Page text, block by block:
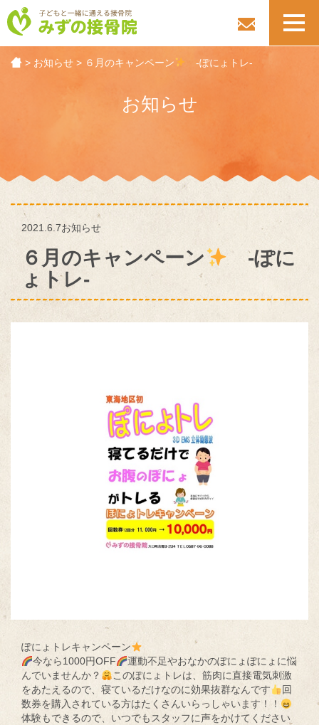
> お知らせ > ６月のキャンペーン -ぽにょトレ-
お知らせ
2021.6.7お知らせ
６月のキャンペーン
-ぽに
ょトレ-
ぽにょトレキャンペーン
今なら1000円OFF
運動不足やおなかのぽにょぽにょに悩
んでいませんか？
このぽにょトレは、筋肉に直接電気刺激
をあたえるので、寝ているだけなのに効果抜群なんです
回
数券を購入されている方はたくさんいらっしゃいます！！
体験もできるので、いつでもスタッフに声をかけてください